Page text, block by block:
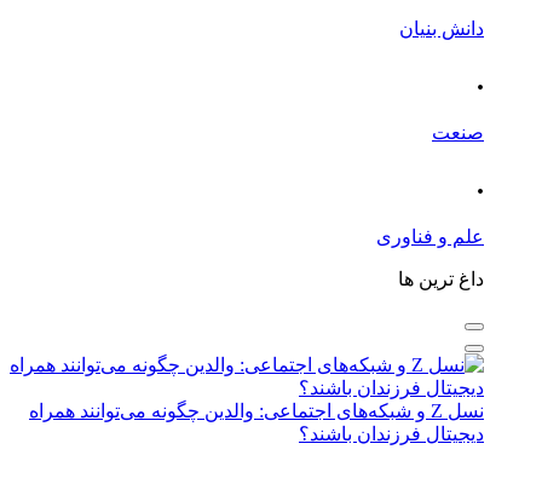
دانش بنیان
.
صنعت
.
علم و فناوری
داغ ترین ها
نسل Z و شبکه‌های اجتماعی: والدین چگونه می‌توانند همراه
دیجیتال فرزندان باشند؟